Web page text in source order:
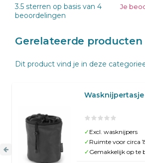
Je
3.5 sterren op basis van 4
beoordelingen
Gerelateerde producten
Dit product vind je in deze
✓ Excl. wasknijpers
✓ Ruimte voor circa
✓ Gemakkelijk op te